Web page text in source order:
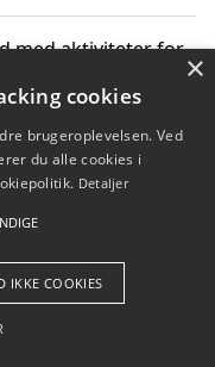
med aktiviteter for
i Vejle
×
cookies
brugeroplevelsen. Ved
du alle cookies i
Detaljer
IKKE COOKIES